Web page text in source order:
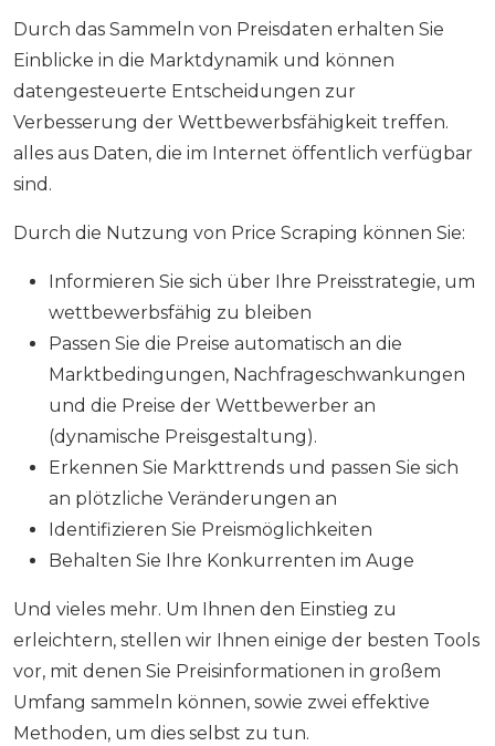
Durch das Sammeln von Preisdaten erhalten Sie
Einblicke in die Marktdynamik und können
datengesteuerte Entscheidungen zur
Verbesserung der Wettbewerbsfähigkeit treffen.
alles aus Daten, die im Internet öffentlich verfügbar
sind.
Durch die Nutzung von Price Scraping können Sie:
Informieren Sie sich über Ihre Preisstrategie, um
wettbewerbsfähig zu bleiben
Passen Sie die Preise automatisch an die
Marktbedingungen, Nachfrageschwankungen
und die Preise der Wettbewerber an
(dynamische Preisgestaltung).
Erkennen Sie Markttrends und passen Sie sich
an plötzliche Veränderungen an
Identifizieren Sie Preismöglichkeiten
Behalten Sie Ihre Konkurrenten im Auge
Und vieles mehr. Um Ihnen den Einstieg zu
erleichtern, stellen wir Ihnen einige der besten Tools
vor, mit denen Sie Preisinformationen in großem
Umfang sammeln können, sowie zwei effektive
Methoden, um dies selbst zu tun.